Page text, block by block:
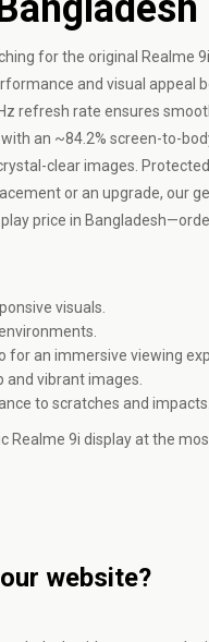
for the original Realme
and visual
refresh rate ensures
an ~84.2% screen-to-
clear images.
or an upgrade, our
price in
visuals.
for an immersive viewing
and vibrant images.
to scratches and impacts.
9i display at the
website?